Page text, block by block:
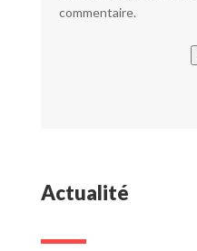
commentaire.
Actualité